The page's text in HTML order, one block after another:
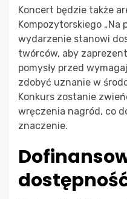
Koncert będzie także
Kompozytorskiego „Na
wydarzenie stanowi
twórców, aby
pomysły przed
zdobyć uznanie w
Konkurs zostanie
wręczenia nagród, co
znaczenie.